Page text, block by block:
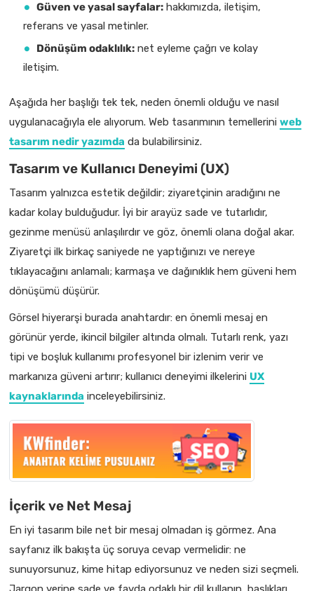
Güven ve yasal sayfalar: hakkımızda, iletişim,
referans ve yasal metinler.
Dönüşüm odaklılık: net eyleme çağrı ve kolay
iletişim.
Aşağıda her başlığı tek tek, neden önemli olduğu ve nasıl
uygulanacağıyla ele alıyorum. Web tasarımının temellerini web
tasarım nedir yazımda da bulabilirsiniz.
Tasarım ve Kullanıcı Deneyimi (UX)
Tasarım yalnızca estetik değildir; ziyaretçinin aradığını ne
kadar kolay bulduğudur. İyi bir arayüz sade ve tutarlıdır,
gezinme menüsü anlaşılırdır ve göz, önemli olana doğal akar.
Ziyaretçi ilk birkaç saniyede ne yaptığınızı ve nereye
tıklayacağını anlamalı; karmaşa ve dağınıklık hem güveni hem
dönüşümü düşürür.
Görsel hiyerarşi burada anahtardır: en önemli mesaj en
görünür yerde, ikincil bilgiler altında olmalı. Tutarlı renk, yazı
tipi ve boşluk kullanımı profesyonel bir izlenim verir ve
markanıza güveni artırır; kullanıcı deneyimi ilkelerini UX
kaynaklarında inceleyebilirsiniz.
İçerik ve Net Mesaj
En iyi tasarım bile net bir mesaj olmadan iş görmez. Ana
sayfanız ilk bakışta üç soruya cevap vermelidir: ne
sunuyorsunuz, kime hitap ediyorsunuz ve neden sizi seçmeli.